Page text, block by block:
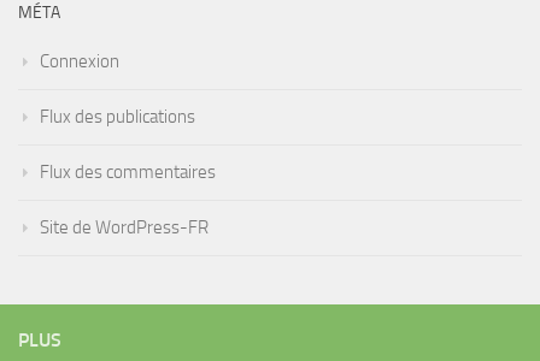
MÉTA
Connexion
Flux des publications
Flux des commentaires
Site de WordPress-FR
PLUS